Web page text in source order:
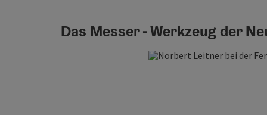
Das Messer - Werkzeug der